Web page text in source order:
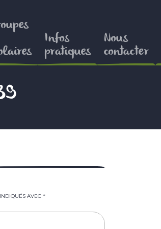
Infos
pratiques
Nous
contacter
AVEC *